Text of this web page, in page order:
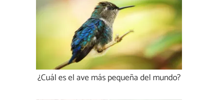
¿Cuál es el ave más pequeña del mundo?